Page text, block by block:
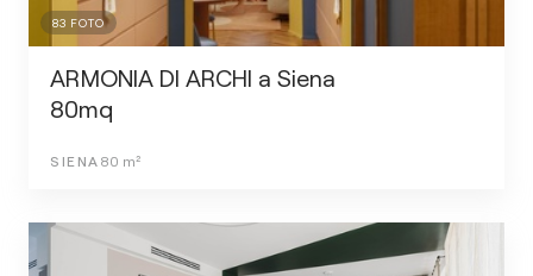
83 FOTO
ARMONIA DI ARCHI a Siena
80mq
SIENA 80 m²